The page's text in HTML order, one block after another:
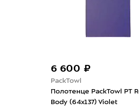
6 600 ₽
PackTowl
Полотенце PackTowl PT
Body (64x137) Violet